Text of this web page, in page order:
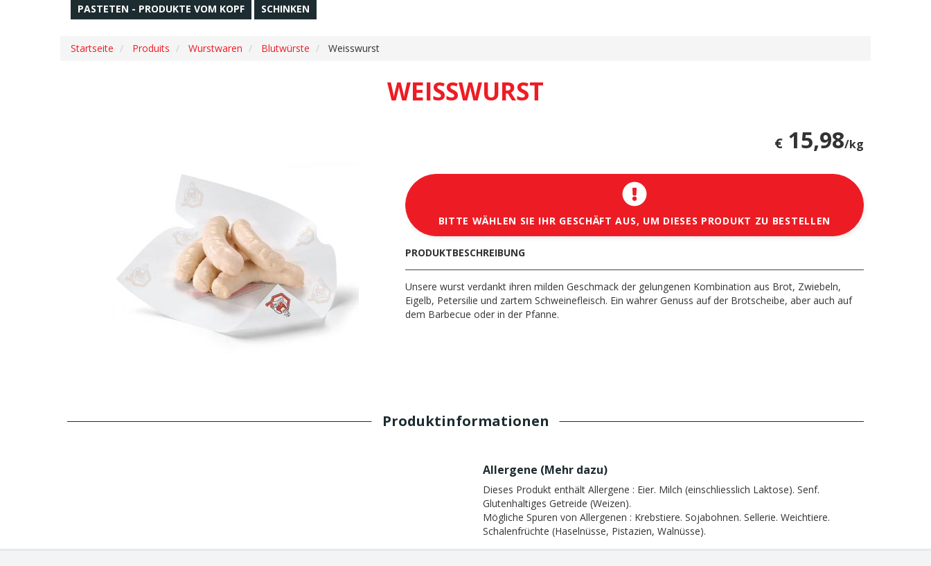
PASTETEN - PRODUKTE VOM KOPF
SCHINKEN
Startseite Produits Wurstwaren Blutwürste Weisswurst
WEISSWURST
€ 15,98/kg
BITTE WÄHLEN SIE IHR GESCHÄFT AUS, UM DIESES PRODUKT ZU BESTELLEN
PRODUKTBESCHREIBUNG
Unsere wurst verdankt ihren milden Geschmack der gelungenen Kombination aus Brot, Zwiebeln,
Eigelb, Petersilie und zartem Schweinefleisch. Ein wahrer Genuss auf der Brotscheibe, aber auch auf
dem Barbecue oder in der Pfanne.
Produktinformationen
Allergene (Mehr dazu)
Dieses Produkt enthält Allergene : Eier. Milch (einschliesslich Laktose). Senf.
Glutenhaltiges Getreide (Weizen).
Mögliche Spuren von Allergenen : Krebstiere. Sojabohnen. Sellerie. Weichtiere.
Schalenfrüchte (Haselnüsse, Pistazien, Walnüsse).